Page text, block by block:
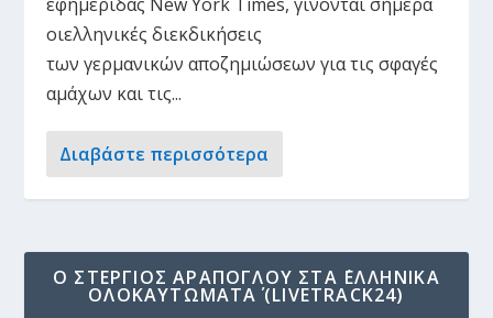
οιελληνικές διεκδικήσεις
των γερμανικών αποζημιώσεων για τις σφαγές
αμάχων και τις...
Διαβάστε περισσότερα
Ο ΣΤΈΡΓΙΟΣ ΑΡΆΠΟΓΛΟΥ ΣΤΑ ΄ΕΛΛΗΝΙΚΆ
ΟΛΟΚΑΥΤΏΜΑΤΑ΄ (LIVETRACK24)